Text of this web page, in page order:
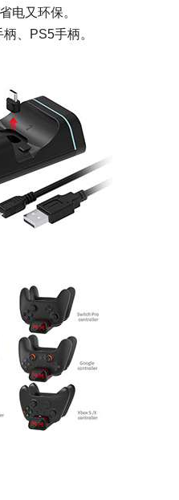
电又环保。
、PS5手柄。